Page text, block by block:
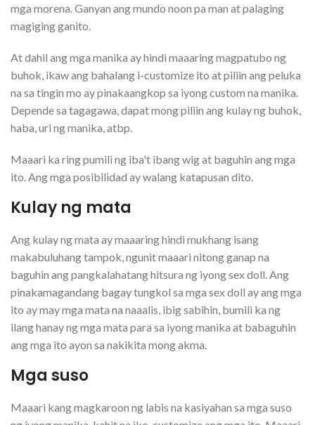
mga morena. Ganyan ang mundo noon pa man at palaging
magiging ganito.
At dahil ang mga manika ay hindi maaaring magpatubo ng
buhok, ikaw ang bahalang i-customize ito at piliin ang peluka
na sa tingin mo ay pinakaangkop sa iyong custom na manika.
Depende sa tagagawa, dapat mong piliin ang kulay ng buhok,
haba, uri ng manika, atbp.
Maaari ka ring pumili ng iba't ibang wig at baguhin ang mga
ito. Ang mga posibilidad ay walang katapusan dito.
Kulay ng mata
Ang kulay ng mata ay maaaring hindi mukhang isang
makabuluhang tampok, ngunit maaari nitong ganap na
baguhin ang pangkalahatang hitsura ng iyong sex doll. Ang
pinakamagandang bagay tungkol sa mga sex doll ay ang mga
ito ay may mga mata na naaalis, ibig sabihin, bumili ka ng
ilang hanay ng mga mata para sa iyong manika at babaguhin
ang mga ito ayon sa nakikita mong akma.
Mga suso
Maaari kang magkaroon ng labis na kasiyahan sa mga suso